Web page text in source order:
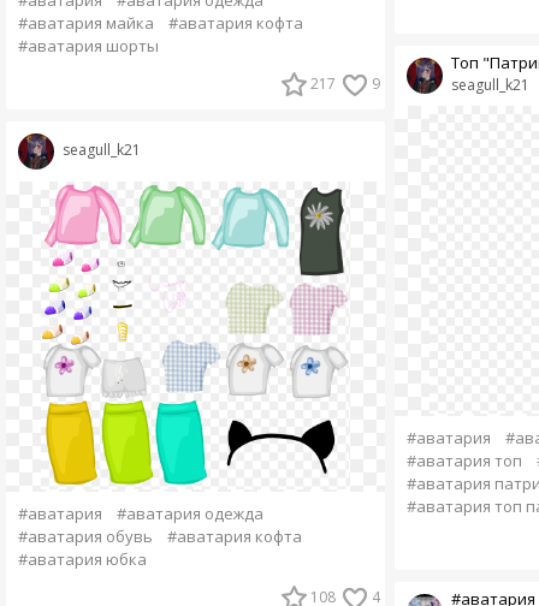
#аватария майка
#аватария кофта
#аватария шорты
217 9
seagull_k21
#аватария
#аватария одежда
#аватария обувь
#аватария кофта
#аватария юбка
108 4
seagull_k21
Топ
#аватария
#аватария топ
#аватария
#аватария топ